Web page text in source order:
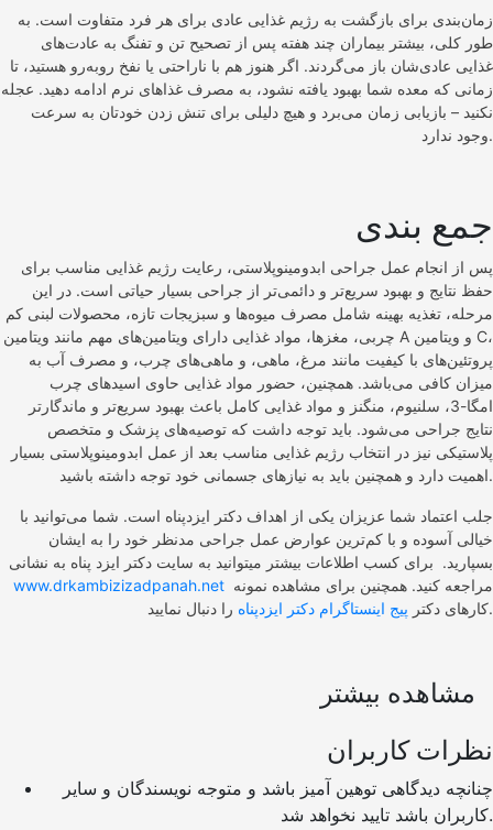
زمان‌بندی برای بازگشت به رژیم غذایی عادی برای هر فرد متفاوت است. به
طور کلی، بیشتر بیماران چند هفته پس از تصحیح تن و تفنگ به عادت‌های
غذایی عادی‌شان باز می‌گردند. اگر هنوز هم با ناراحتی یا نفخ روبه‌رو هستید، تا
زمانی که معده شما بهبود یافته نشود، به مصرف غذاهای نرم ادامه دهید. عجله
نکنید – بازیابی زمان می‌برد و هیچ دلیلی برای تنش زدن خودتان به سرعت
وجود ندارد.
جمع بندی
پس از انجام عمل جراحی ابدومینوپلاستی، رعایت رژیم غذایی مناسب برای
حفظ نتایج و بهبود سریع‌تر و دائمی‌تر از جراحی بسیار حیاتی است. در این
مرحله، تغذیه بهینه شامل مصرف میوه‌ها و سبزیجات تازه، محصولات لبنی کم
چربی، مغزها، مواد غذایی دارای ویتامین‌های مهم مانند ویتامین A و ویتامین C،
پروتئین‌های با کیفیت مانند مرغ، ماهی، و ماهی‌های چرب، و مصرف آب به
میزان کافی می‌باشد. همچنین، حضور مواد غذایی حاوی اسیدهای چرب
امگا-3، سلنیوم، منگنز و مواد غذایی کامل باعث بهبود سریع‌تر و ماندگارتر
نتایج جراحی می‌شود. باید توجه داشت که توصیه‌های پزشک و متخصص
پلاستیکی نیز در انتخاب رژیم غذایی مناسب بعد از عمل ابدومینوپلاستی بسیار
اهمیت دارد و همچنین باید به نیازهای جسمانی خود توجه داشته باشید.
جلب اعتماد شما عزیزان یکی از اهداف دکتر ایزدپناه است. شما می‌توانید با
خیالی آسوده و با کم‌ترین عوارض عمل جراحی مدنظر خود را به ایشان
بسپارید. برای کسب اطلاعات بیشتر میتوانید به سایت دکتر ایزد پناه به نشانی
www.drkambizizadpanah.net
کارهای دکتر پیج اینستاگرام دکتر ایزدپناه را دنبال نمایید.
مشاهده بیشتر
نظرات کاربران
کاربران باشد تایید نخواهد شد.